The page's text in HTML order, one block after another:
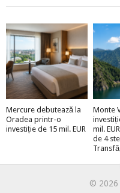
Mercure debutează la
Oradea printr-o
investiție de 15 mil. EUR
Monte
mil.
de 4
© 2026